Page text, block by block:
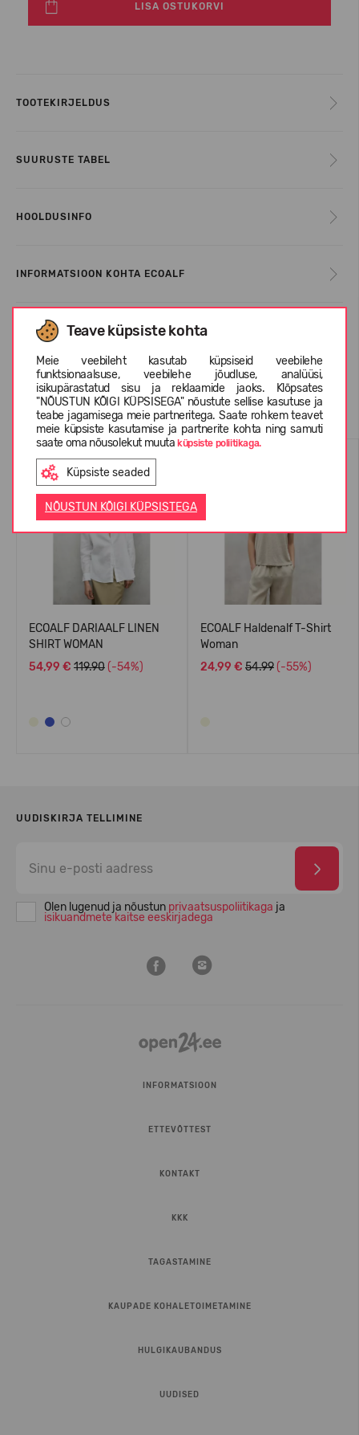
Teave küpsiste kohta
Meie veebileht kasutab küpsiseid veebilehe
funktsionaalsuse, veebilehe jõudluse, analüüsi,
isikupärastatud sisu ja reklaamide jaoks. Klõpsates
"NÕUSTUN KÕIGI KÜPSISEGA" nõustute sellise kasutuse ja
teabe jagamisega meie partneritega. Saate rohkem teavet
meie küpsiste kasutamise ja partnerite kohta ning samuti
saate oma nõusolekut muutaküpsiste poliitikaga.
Küpsiste seaded
NÕUSTUN KÕIGI KÜPSISTEGA
LISA OSTUKORVI
TOOTEKIRJELDUS
SUURUSTE TABEL
HOOLDUSINFO
INFORMATSIOON KOHTA ECOALF
KLIENTIDE ARVUSTUSED (0)
Sarnased tooted
ECOALF DARIAALF LINEN
SHIRT WOMAN
54,99 € 119.90 (-54%)
SUVEKS
ECOALF Haldenalf T-Shirt
Woman
24,99 € 54.99 (-55%)
UUDISKIRJA TELLIMINE
Olen lugenud ja nõustun privaatsuspoliitikaga ja
isikuandmete kaitse eeskirjadega
INFORMATSIOON
ETTEVÕTTEST
KONTAKT
KKK
TAGASTAMINE
KAUPADE KOHALETOIMETAMINE
HULGIKAUBANDUS
UUDISED